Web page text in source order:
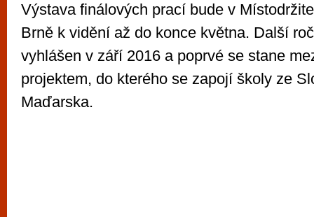
Výstava finálových prací bude v
Brně k vidění až do konce května. Další
vyhlášen v září 2016 a poprvé se stane
projektem, do kterého se zapojí školy ze
Maďarska.